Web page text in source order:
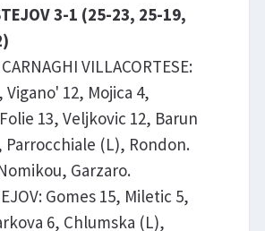
3-1 (25-23, 25-19,
VILLACORTESE:
Vigano' 12, Mojica 4,
13, Veljkovic 12, Barun
Parrocchiale (L), Rondon.
Garzaro.
Gomes 15, Miletic 5,
6, Chlumska (L),